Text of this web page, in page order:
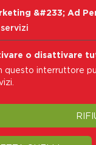
Accetto i
&#233; Ad
servizi
o disattivare
questo interruttore